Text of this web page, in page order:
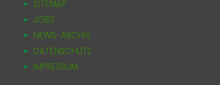
SITEMAP
JOBS
NEWS-ARCHIV
DATENSCHUTZ
IMPRESSUM